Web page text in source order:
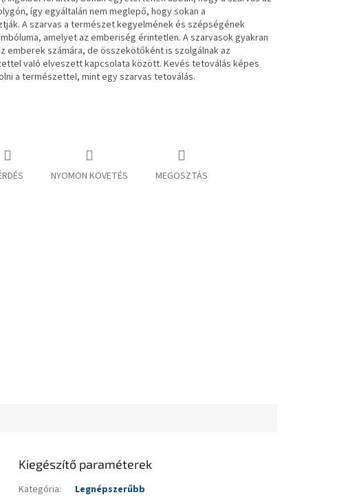
így egyáltalán nem meglepő, hogy sokan a
A szarvas a természet kegyelmének és szépségének
amelyet az emberiség érintetlen. A szarvasok gyakran
emberek számára, de összekötőként is szolgálnak az
való elveszett kapcsolata között. Kevés tetoválás képes
a természettel, mint egy szarvas tetoválás.
NYOMON KÖVETÉS MEGOSZTÁS
Kiegészítő paraméterek
Kategória:
Legnépszerűbb